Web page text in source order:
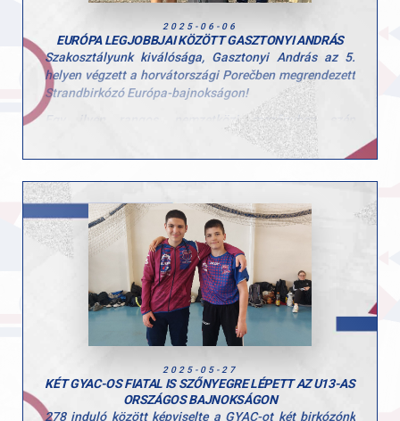
2025-06-06
EURÓPA LEGJOBBJAI KÖZÖTT GASZTONYI ANDRÁS
Szakosztályunk kiválósága, Gasztonyi András az 5.
helyen végzett a horvátországi Porečben megrendezett
Strandbirkózó Európa-bajnokságon!
Egy ilyen rangos, nemzetközi mezőnyben szép
eredményt elérni hatalmas teljesítmény, büszkék
vagyunk rád, András!
Csak így tovább! Hajrá GYAC birkózás!
2025-05-27
KÉT GYAC-OS FIATAL IS SZŐNYEGRE LÉPETT AZ U13-AS
ORSZÁGOS BAJNOKSÁGON
278 induló között képviselte a GYAC-ot két birkózónk